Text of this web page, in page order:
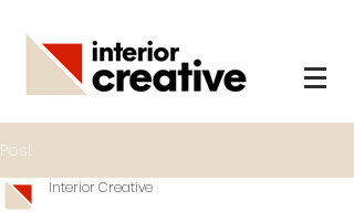
Post
Interior Creative